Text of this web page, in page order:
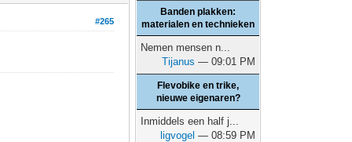
#265
Banden plakken:
materialen en technieken
Nemen mensen n...
Tijanus — 09:01 PM
Flevobike en trike,
nieuwe eigenaren?
Inmiddels een half j...
ligvogel — 08:59 PM